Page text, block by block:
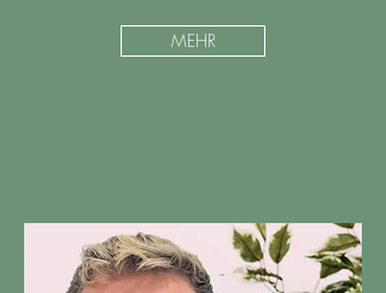
MEHR